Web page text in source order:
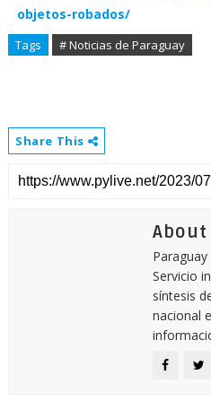
objetos-robados/
Tags # Noticias de Paraguay
Share This
About
Servicio
síntesis
nacional